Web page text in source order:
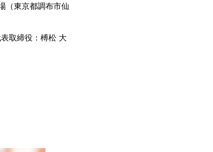
（東京都調布市仙
取締役：榑松 大